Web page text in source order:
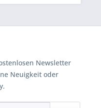
Newsletter
Neuigkeit oder